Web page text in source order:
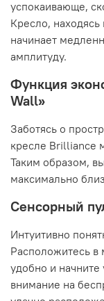
успокаивающе,
Кресло,
начинает
амплитуду.
Функция
Wall»
Заботясь о
кресле Brilliance
Таким образом,
максимально
Сенсорный
Интуитивно
Расположитесь
удобно и
внимание на